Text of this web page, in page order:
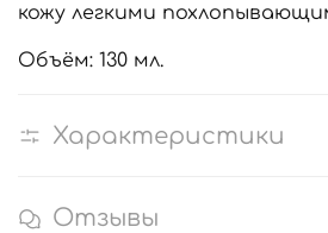
кожу легкими
Объём: 130 мл.
Характеристики
Отзывы